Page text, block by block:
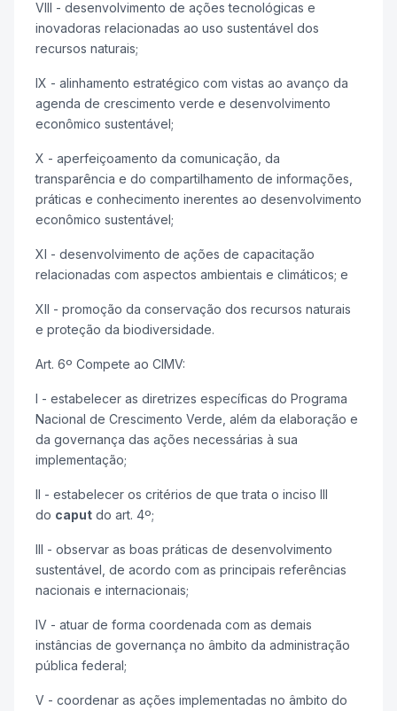
VIII - desenvolvimento de ações tecnológicas e
inovadoras relacionadas ao uso sustentável dos
recursos naturais;
IX - alinhamento estratégico com vistas ao avanço da
agenda de crescimento verde e desenvolvimento
econômico sustentável;
X - aperfeiçoamento da comunicação, da
transparência e do compartilhamento de informações,
práticas e conhecimento inerentes ao desenvolvimento
econômico sustentável;
XI - desenvolvimento de ações de capacitação
relacionadas com aspectos ambientais e climáticos; e
XII - promoção da conservação dos recursos naturais
e proteção da biodiversidade.
Art. 6º Compete ao CIMV:
I - estabelecer as diretrizes específicas do Programa
Nacional de Crescimento Verde, além da elaboração e
da governança das ações necessárias à sua
implementação;
II - estabelecer os critérios de que trata o inciso III
do caput do art. 4º;
III - observar as boas práticas de desenvolvimento
sustentável, de acordo com as principais referências
nacionais e internacionais;
IV - atuar de forma coordenada com as demais
instâncias de governança no âmbito da administração
pública federal;
V - coordenar as ações implementadas no âmbito do